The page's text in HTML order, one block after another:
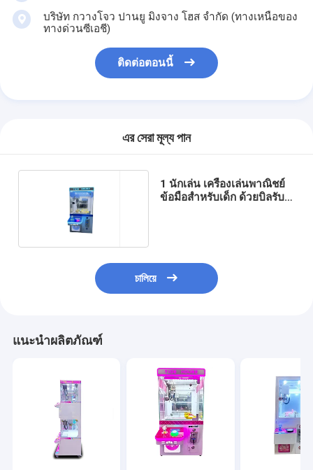
บริษัท กวางโจว ปานยู มิงจาง โฮส จํากัด (ทางเหนือของ
ทางด่วนซีเอชี)
ติดต่อตอนนี้
এর সেরা মূল্য পান
1 นักเล่น เครื่องเล่นพาณิชย์
ข้อมือสําหรับเด็ก ด้วยบิลรับ
চালিয়ে
แนะนำผลิตภัณฑ์